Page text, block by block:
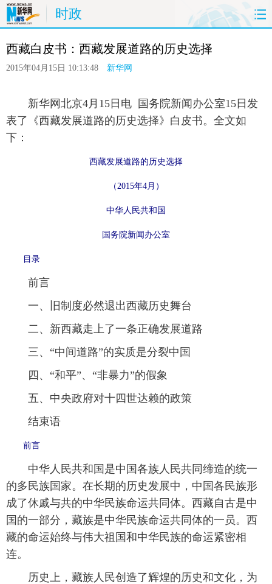
时政
财经 法治 社会
论坛 博客 微博
西藏白皮书：西藏发展道路的历史选择
2015年04月15日 10:13:48 新华网
新华网北京4月15日电 国务院新闻办公室15日发
表了《西藏发展道路的历史选择》白皮书。全文如
下：
西藏发展道路的历史选择
（2015年4月）
中华人民共和国
国务院新闻办公室
目录
前言
一、旧制度必然退出西藏历史舞台
二、新西藏走上了一条正确发展道路
三、“中间道路”的实质是分裂中国
四、“和平”、“非暴力”的假象
五、中央政府对十四世达赖的政策
结束语
前言
中华人民共和国是中国各族人民共同缔造的统一
的多民族国家。在长期的历史发展中，中国各民族形
成了休戚与共的中华民族命运共同体。西藏自古是中
国的一部分，藏族是中华民族命运共同体的一员。西
藏的命运始终与伟大祖国和中华民族的命运紧密相
连。
历史上，藏族人民创造了辉煌的历史和文化，为